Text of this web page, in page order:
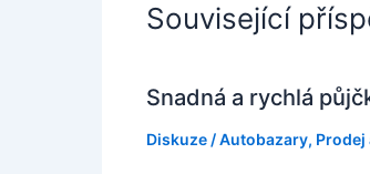
Související
Snadná a rychlá
Diskuze /Autobazary, Prodej